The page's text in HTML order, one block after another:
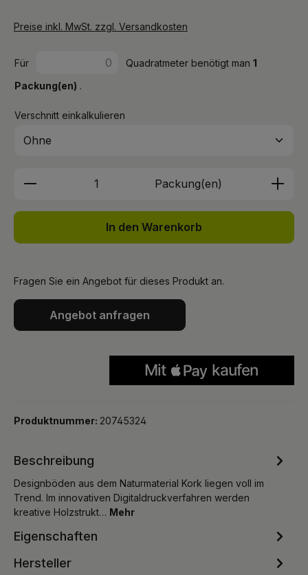
Preise inkl. MwSt. zzgl. Versandkosten
Für Quadratmeter benötigt man 1
Packung(en) .
Verschnitt einkalkulieren
Produkt Anzahl: Gib den
Packung(en)
In den Warenkorb
Fragen Sie ein Angebot für dieses Produkt an.
Angebot anfragen
Produktnummer: 20745324
Beschreibung
Designböden aus dem Naturmaterial Kork liegen voll im
Trend. Im innovativen Digitaldruckverfahren werden
kreative Holzstrukt… Mehr
Eigenschaften
Hersteller